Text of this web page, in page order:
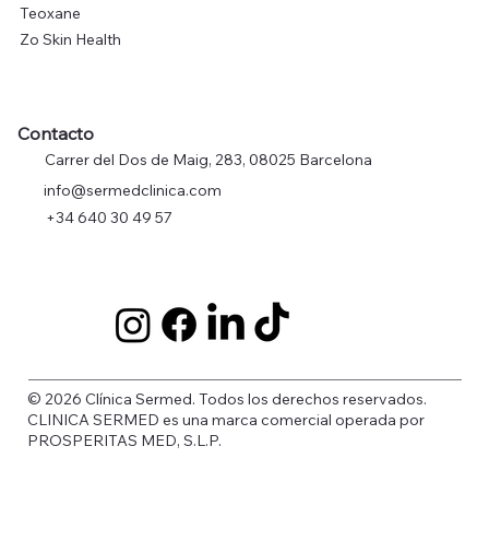
Teoxane
Zo Skin Health
Contacto
Carrer del Dos de Maig, 283, 08025 Barcelona
info@sermedclinica.com
+34 640 30 49 57
© 2026 Clínica Sermed. Todos los derechos reservados.
CLINICA SERMED es una marca comercial operada por
PROSPERITAS MED, S.L.P.